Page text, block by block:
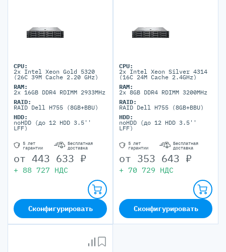
CPU:
2x Intel Xeon Gold 5320
(26C 39M Cache 2.20 GHz)
RAM:
2x 16GB DDR4 RDIMM 2933MHz
RAID:
RAID Dell H755 (8GB+BBU)
HDD:
noHDD (до 12 HDD 3.5''
LFF)
5 лет
гарантии
Бесплатная
доставка
от 443 633 ₽
+ 88 727 НДС
Сконфигурировать
CPU:
2x Intel Xeon Silver 4314
(16C 24M Cache 2.4GHz)
RAM:
2x 8GB DDR4 RDIMM 3200MHz
RAID:
RAID Dell H755 (8GB+BBU)
HDD:
noHDD (до 12 HDD 3.5''
LFF)
5 лет
гарантии
Бесплатная
доставка
от 353 643 ₽
+ 70 729 НДС
Сконфигурировать